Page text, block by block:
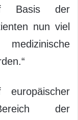
Basis der
nun viel
der